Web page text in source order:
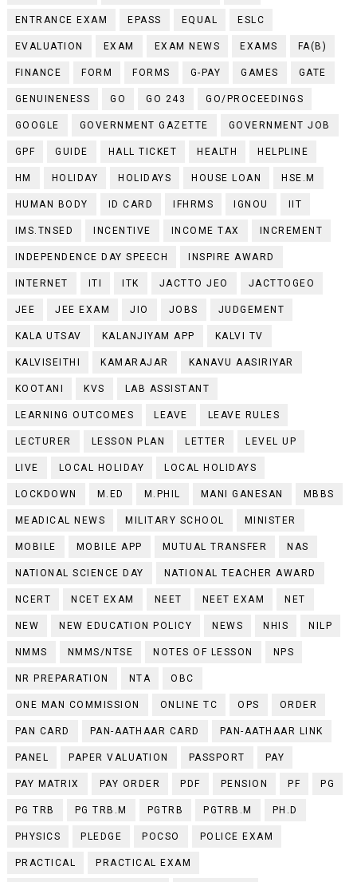
ENTRANCE EXAM EPASS EQUAL ESLC
EVALUATION EXAM EXAM NEWS EXAMS FA(B)
FINANCE FORM FORMS G-PAY GAMES GATE
GENUINENESS GO GO 243 GO/PROCEEDINGS
GOOGLE GOVERNMENT GAZETTE GOVERNMENT JOB
GPF GUIDE HALL TICKET HEALTH HELPLINE
HM HOLIDAY HOLIDAYS HOUSE LOAN HSE.M
HUMAN BODY ID CARD IFHRMS IGNOU IIT
IMS.TNSED INCENTIVE INCOME TAX INCREMENT
INDEPENDENCE DAY SPEECH INSPIRE AWARD
INTERNET ITI ITK JACTTO JEO JACTTOGEO
JEE JEE EXAM JIO JOBS JUDGEMENT
KALA UTSAV KALANJIYAM APP KALVI TV
KALVISEITHI KAMARAJAR KANAVU AASIRIYAR
KOOTANI KVS LAB ASSISTANT
LEARNING OUTCOMES LEAVE LEAVE RULES
LECTURER LESSON PLAN LETTER LEVEL UP
LIVE LOCAL HOLIDAY LOCAL HOLIDAYS
LOCKDOWN M.ED M.PHIL MANI GANESAN MBBS
MEADICAL NEWS MILITARY SCHOOL MINISTER
MOBILE MOBILE APP MUTUAL TRANSFER NAS
NATIONAL SCIENCE DAY NATIONAL TEACHER AWARD
NCERT NCET EXAM NEET NEET EXAM NET
NEW NEW EDUCATION POLICY NEWS NHIS NILP
NMMS NMMS/NTSE NOTES OF LESSON NPS
NR PREPARATION NTA OBC
ONE MAN COMMISSION ONLINE TC OPS ORDER
PAN CARD PAN-AATHAAR CARD PAN-AATHAAR LINK
PANEL PAPER VALUATION PASSPORT PAY
PAY MATRIX PAY ORDER PDF PENSION PF PG
PG TRB PG TRB.M PGTRB PGTRB.M PH.D
PHYSICS PLEDGE POCSO POLICE EXAM
PRACTICAL PRACTICAL EXAM